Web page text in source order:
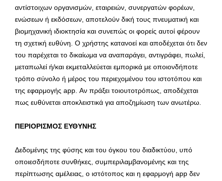
αντίστοιχων οργανισμών, εταιρειών, συνεργατών φορέων,
ενώσεων ή εκδόσεων, αποτελούν δική τους πνευματική και
βιομηχανική ιδιοκτησία και συνεπώς οι φορείς αυτοί φέρουν
τη σχετική ευθύνη. Ο χρήστης κατανοεί και αποδέχεται ότι δεν
του παρέχεται το δικαίωμα να αναπαράγει, αντιγράφει, πωλεί,
μεταπωλεί ή/και εκμεταλλεύεται εμπορικά με οποιονδήποτε
τρόπο σύνολο ή μέρος του περιεχομένου του ιστοτόπου και
της εφαρμογής app. Αν πράξει τοιουτοτρόπως, αποδέχεται
πως ευθύνεται αποκλειστικά για αποζημίωση των ανωτέρω.
ΠΕΡΙΟΡΙΣΜΟΣ ΕΥΘΥΝΗΣ
Δεδομένης της φύσης και του όγκου του διαδικτύου, υπό
οποιεσδήποτε συνθήκες, συμπεριλαμβανομένης και της
περίπτωσης αμέλειας, ο ιστότοπος και η εφαρμογή app δεν